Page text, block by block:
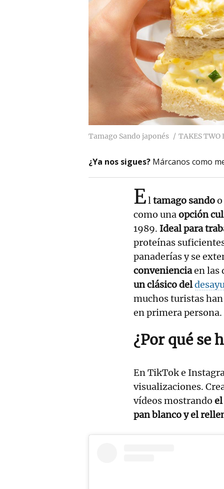
Tamago Sando japonés TAKES TWO
¿Ya nos sigues? Márcanos como
Eltamago sandoo
como unaopción
1989. Ideal para
proteínas
panaderías y se
convenienciaen las
un clásico del
muchos turistas
en primera persona.
¿Por qué se
En TikTok e
visualizaciones.
vídeos mostrando
pan blanco y el